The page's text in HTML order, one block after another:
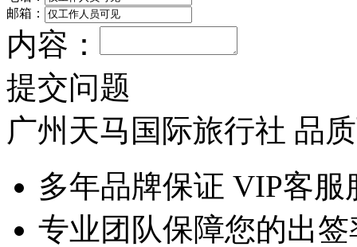
邮箱：
内容：
提交问题
广州天马国际旅行社 品
多年品牌保证 VIP客服
专业团队保障您的出签